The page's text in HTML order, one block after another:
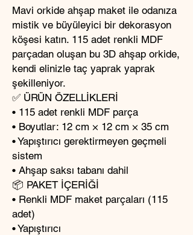
Mavi orkide ahşap maket ile odanıza
mistik ve büyüleyici bir dekorasyon
köşesi katın. 115 adet renkli MDF
parçadan oluşan bu 3D ahşap orkide,
kendi elinizle taç yaprak yaprak
şekilleniyor.
✅ ÜRÜN ÖZELLİKLERİ
• 115 adet renkli MDF parça
• Boyutlar: 12 cm × 12 cm × 35 cm
• Yapıştırıcı gerektirmeyen geçmeli
sistem
• Ahşap saksı tabanı dahil
📦 PAKET İÇERİĞİ
• Renkli MDF maket parçaları (115
adet)
• Yapıştırıcı